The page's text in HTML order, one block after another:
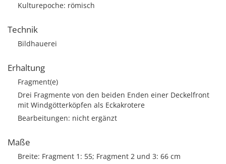
Kulturepoche: römisch
Technik
Bildhauerei
Erhaltung
Fragment(e)
Drei Fragmente von den beiden Enden einer Deckelfront
mit Windgötterköpfen als Eckakrotere
Bearbeitungen: nicht ergänzt
Maße
Breite: Fragment 1: 55; Fragment 2 und 3: 66 cm